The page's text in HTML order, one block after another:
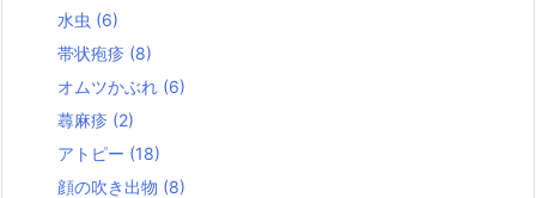
水虫 (6)
帯状疱疹 (8)
オムツかぶれ (6)
蕁麻疹 (2)
アトピー (18)
顔の吹き出物 (8)